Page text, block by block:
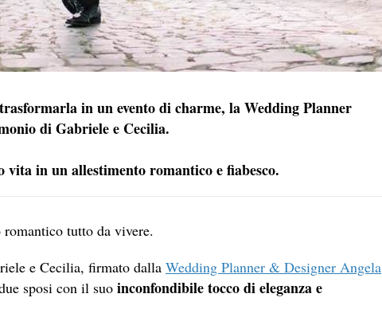
in un evento di charme, la Wedding Planner
di Gabriele e Cecilia.
vita in un allestimento romantico e fiabesco.
tutto da vivere.
e Cecilia, firmato dalla Wedding Planner & Designer Angela
sposi con il suo inconfondibile tocco di eleganza e